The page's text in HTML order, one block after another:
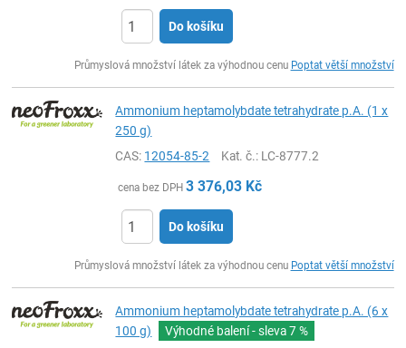
Do košíku
Průmyslová množství látek za výhodnou cenu Poptat větší množství
Ammonium heptamolybdate tetrahydrate p.A. (1 x
250 g)
CAS: 12054-85-2 Kat. č.: LC-8777.2
cena bez DPH 3 376,03 Kč
Do košíku
Průmyslová množství látek za výhodnou cenu Poptat větší množství
Ammonium heptamolybdate tetrahydrate p.A. (6 x
100 g)
Výhodné balení - sleva7 %